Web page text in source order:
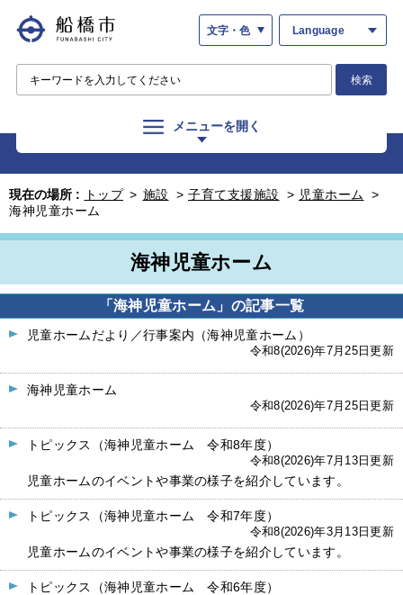
文字・色 Language
検索
メニューを開く
現在の場所 : トップ > 施設 > 子育て支援施設 > 児童ホーム
>
海神児童ホーム
海神児童ホーム
「海神児童ホーム」の記事一覧
児童ホームだより／行事案内（海神児童ホーム）
令和8(2026)年7月25日更新
海神児童ホーム
令和8(2026)年7月25日更新
トピックス（海神児童ホーム 令和8年度）
令和8(2026)年7月13日更新
児童ホームのイベントや事業の様子を紹介しています。
トピックス（海神児童ホーム 令和7年度）
令和8(2026)年3月13日更新
児童ホームのイベントや事業の様子を紹介しています。
トピックス（海神児童ホーム 令和6年度）